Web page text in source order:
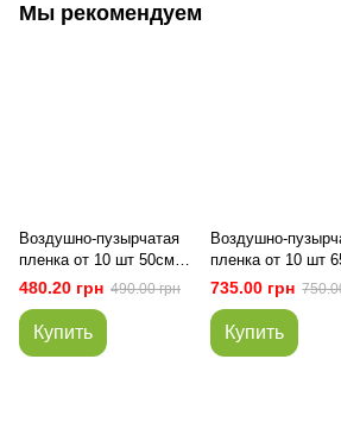
Мы рекомендуем
Воздушно-пузырчатая
пленка от 10 шт 50см ×
100м 65 мкм PackPro
480.20 грн 490.00 грн
Купить
Воздушно-
пленка от 10 шт
- 100см × 100м
735.00 грн
Купить